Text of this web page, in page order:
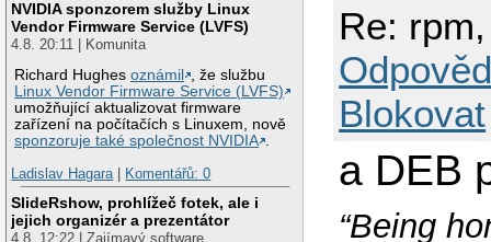
NVIDIA sponzorem služby Linux
Vendor Firmware Service (LVFS)
4.8. 20:11 | Komunita
Richard Hughesoznámil
, že službu
Linux Vendor Firmware Service (LVFS)
umožňující aktualizovat firmware
zařízení na počítačích s Linuxem, nově
sponzoruje také společnost NVIDIA .
Ladislav Hagara| Komentářů: 0
SlideRshow, prohlížeč fotek, ale i
jejich organizér a prezentátor
4.8. 12:22 | Zajímavý software
Re:
Blokovat
a DEB
“Being